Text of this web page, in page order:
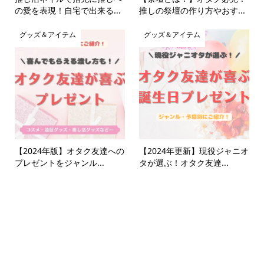
の愛を表現！自宅で出来る...
推しの祭壇の作り方やおす...
グッズ＆アイテム
【2024年版】オタク友達への
プレゼントをジャンル...
グッズ＆アイテム
【2024年更新】現役ジャニオ
タが選ぶ！オタク友達...